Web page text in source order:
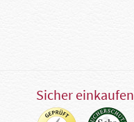
Sicher einkaufen